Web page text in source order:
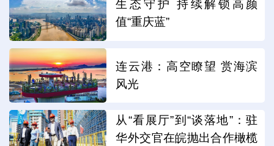
生态守护 持续解锁高颜
值“重庆蓝”
连云港：高空瞭望 赏海滨
风光
从“看展厅”到“谈落地”：驻
华外交官在皖抛出合作橄榄